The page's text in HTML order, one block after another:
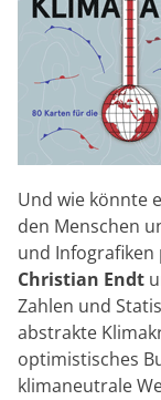
Und wie könnte
den Menschen
und
Christian Endt
Zahlen und
abstrakte
optimistisches
klimaneutrale